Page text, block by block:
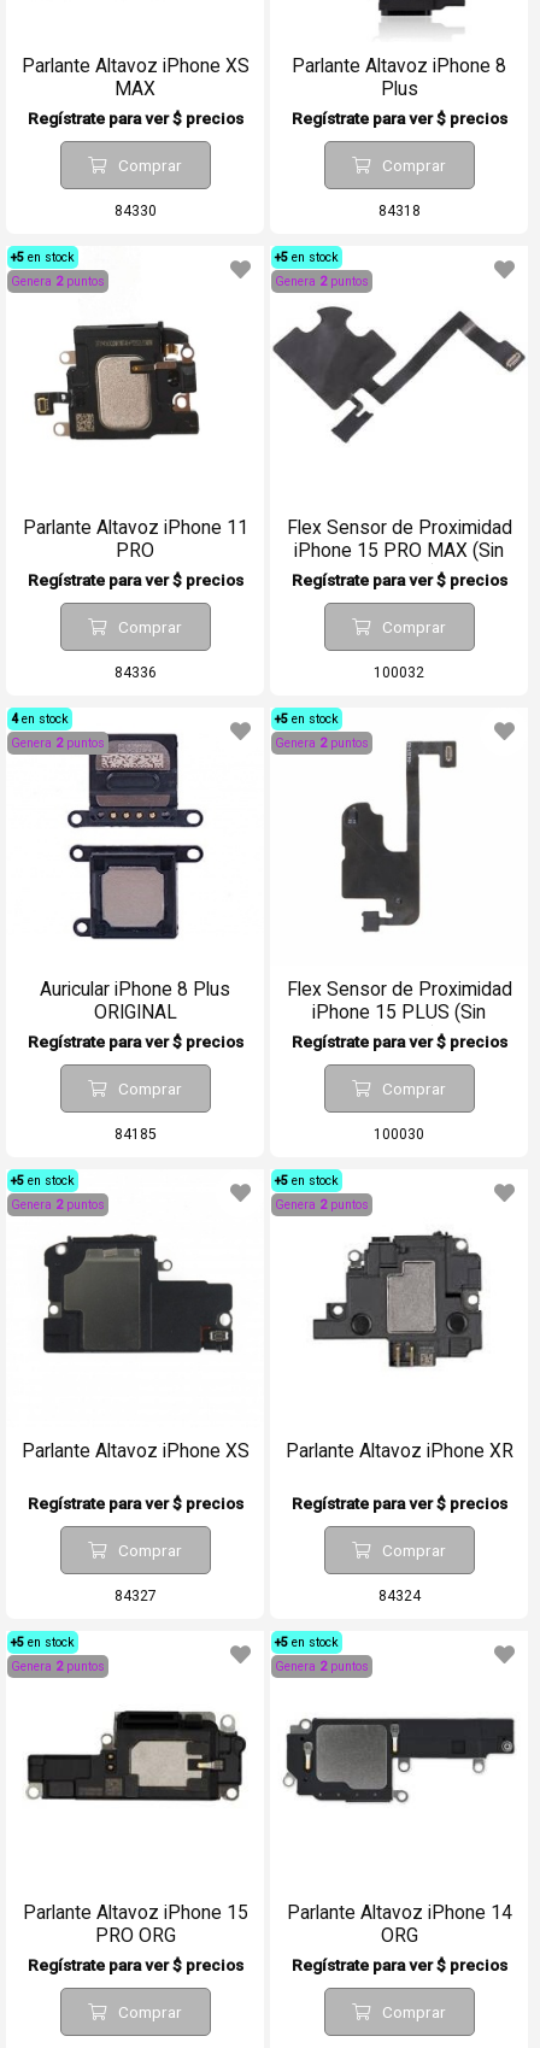
Parlante Altavoz iPhone XS
MAX
Regístrate para ver $ precios
Comprar
84330
Parlante Altavoz iPhone 8
Plus
Regístrate para ver $ precios
Comprar
84318
+5 en stock
Genera 2puntos
Parlante Altavoz iPhone 11
PRO
Regístrate para ver $ precios
Comprar
84336
+5 en stock
Genera 2puntos
Flex Sensor de Proximidad
iPhone 15 PRO MAX (Sin
Auricular)
Regístrate para ver $ precios
Comprar
100032
4en stock
Genera 2puntos
Auricular iPhone 8 Plus
ORIGINAL
Regístrate para ver $ precios
Comprar
84185
+5 en stock
Genera 2puntos
Flex Sensor de Proximidad
iPhone 15 PLUS (Sin
Auricular)
Regístrate para ver $ precios
Comprar
100030
+5 en stock
Genera 2puntos
Parlante Altavoz iPhone XS
Regístrate para ver $ precios
Comprar
84327
+5 en stock
Genera 2puntos
Parlante Altavoz iPhone XR
Regístrate para ver $ precios
Comprar
84324
+5 en stock
Genera 2puntos
Parlante Altavoz iPhone 15
PRO ORG
Regístrate para ver $ precios
Comprar
+5 en stock
Genera 2puntos
Parlante Altavoz iPhone 14
ORG
Regístrate para ver $ precios
Comprar